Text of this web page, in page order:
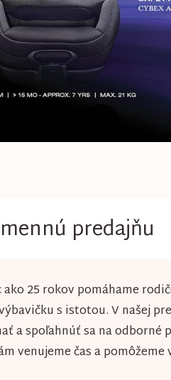
v
k
y
v
ý
i
predajňu
ako 25 rokov pomáhame
s istotou. V našej
a spoľahnúť sa na odborné
venujeme čas a